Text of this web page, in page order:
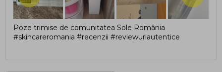
Poze trimise de comunitatea Sole România
#skincareromania #recenzii #reviewuriautentice